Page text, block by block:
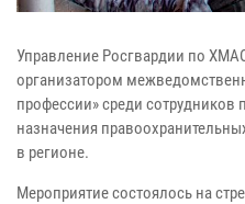
Управление Росгвардии по
организатором
профессии» среди сотрудников
назначения
в регионе.
Мероприятие состоялось на